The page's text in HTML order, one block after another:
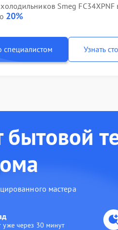
Smeg FC34XPNF
20%
специалистом Узнать
бытовой
мастера
уже через 30 минут